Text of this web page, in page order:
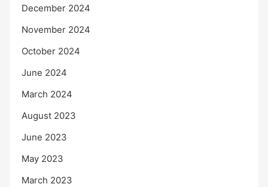
December 2024
November 2024
October 2024
June 2024
March 2024
August 2023
June 2023
May 2023
March 2023